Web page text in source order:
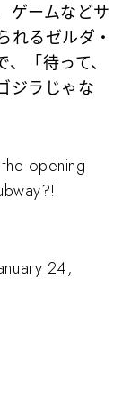
ゲームなどサ
れるゼルダ・
「待って、
ジラじゃな
opening
24,